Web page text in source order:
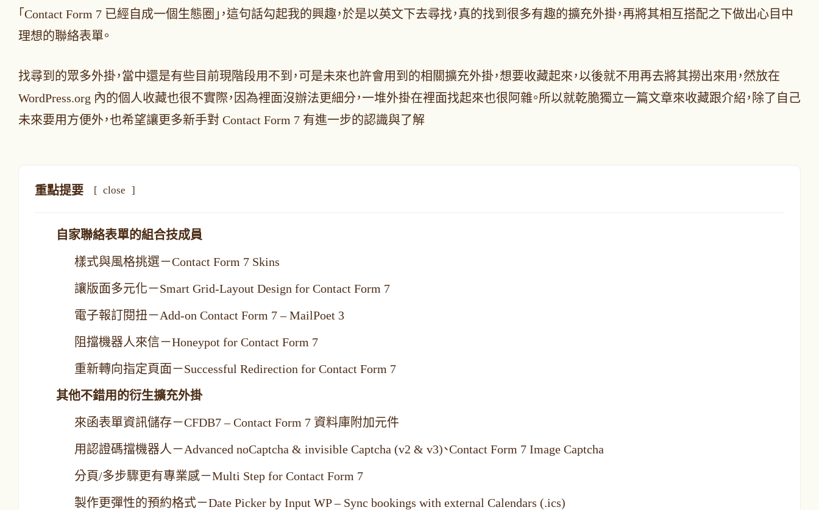
「Contact Form 7 已經自成一個生態圈」，這句話勾起我的興趣，於是以英文下去尋找，真的找到很多有趣的擴充外掛，再將其相互搭配之下做出心目中
理想的聯絡表單。
找尋到的眾多外掛，當中還是有些目前現階段用不到，可是未來也許會用到的相關擴充外掛，想要收藏起來，以後就不用再去將其撈出來用，然放在
WordPress.org 內的個人收藏也很不實際，因為裡面沒辦法更細分，一堆外掛在裡面找起來也很阿雜。所以就乾脆獨立一篇文章來收藏跟介紹，除了自己
未來要用方便外，也希望讓更多新手對 Contact Form 7 有進一步的認識與了解
重點提要 [ close ]
自家聯絡表單的組合技成員
樣式與風格挑選－Contact Form 7 Skins
讓版面多元化－Smart Grid-Layout Design for Contact Form 7
電子報訂閱扭－Add-on Contact Form 7 – MailPoet 3
阻擋機器人來信－Honeypot for Contact Form 7
重新轉向指定頁面－Successful Redirection for Contact Form 7
其他不錯用的衍生擴充外掛
來函表單資訊儲存－CFDB7 – Contact Form 7 資料庫附加元件
用認證碼擋機器人－Advanced noCaptcha & invisible Captcha (v2 & v3)、Contact Form 7 Image Captcha
分頁/多步驟更有專業感－Multi Step for Contact Form 7
製作更彈性的預約格式－Date Picker by Input WP – Sync bookings with external Calendars (.ics)